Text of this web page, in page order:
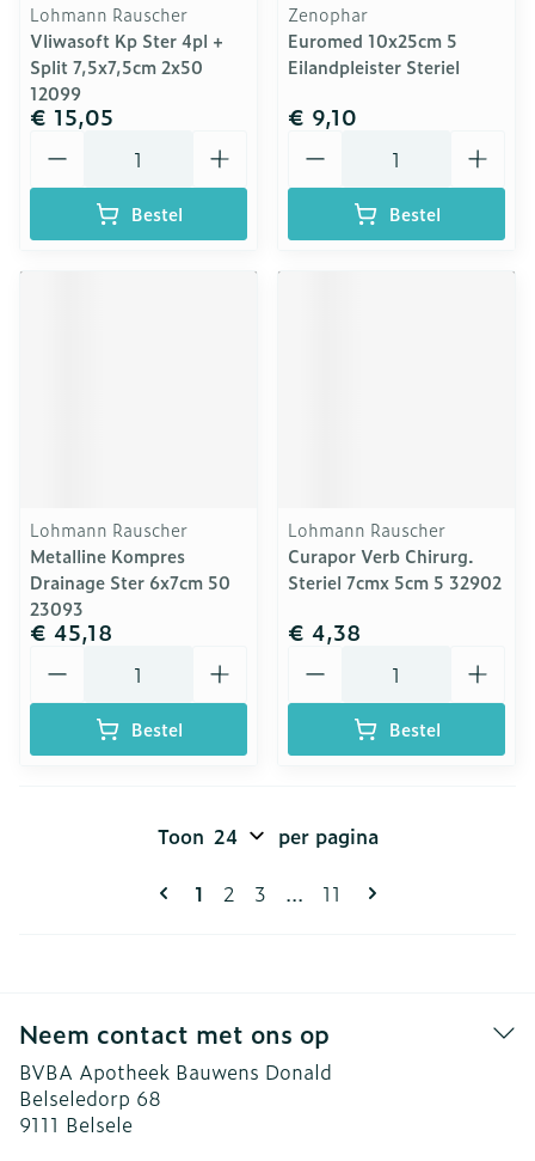
Lohmann Rauscher
Vliwasoft Kp Ster 4pl +
Split 7,5x7,5cm 2x50
12099
€ 15,05
Bestel
Zenophar
Euromed 10x25cm 5
Eilandpleister Steriel
€ 9,10
Bestel
Lohmann Rauscher
Metalline Kompres
Drainage Ster 6x7cm 50
23093
€ 45,18
Bestel
Lohmann Rauscher
Curapor Verb Chirurg.
Steriel 7cmx 5cm 5 32902
€ 4,38
Bestel
Pagina's
U lees momenteel pagina
1 Pagina
2 Pagina
3 ... Pagina
11
Toon per pagina
Neem contact met ons op
BVBA Apotheek Bauwens Donald
Belseledorp 68
9111 Belsele